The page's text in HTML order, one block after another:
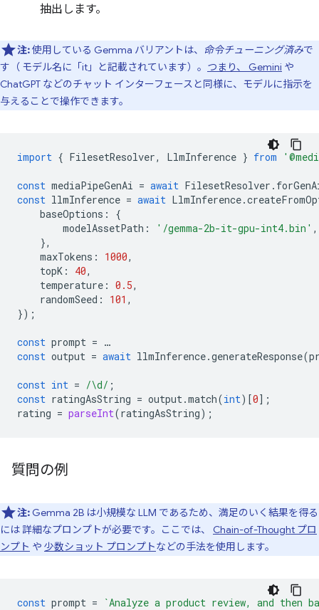
抽出します。
注:使用している Gemma バリアントは、 命令チューニング済みで
す（ モデル名に「it」と記載されています）。 つまり、 Gemini や
ChatGPT などのチャット インターフェースと同様に、モデルに指示を
与えることで操作できます。
import { FilesetResolver, LlmInference } from
const mediaPipeGenAi = await FilesetResolver .
const llmInference = await LlmInference.
baseOptions :
{
modelAssetPath : '/gemma-2b-it-gpu-int4.bin' ,
},
maxTokens : 1000,
topK : 40,
temperature : 0.5,
randomSeed : 101 ,
});
const prompt = …
const output = await llmInference.generateResponse(
const int = /\d/ ;
const ratingAsString = output .match(int)[0];
rating = parseInt(ratingAsString);
質問の例
注: Gemma 2B は小規模な LLM であるため、満足のいく結果を得る
には 詳細なプロンプトが必要です。ここでは、 Chain-of-Thought プロ
ンプト や 少数ショット プロンプトなどの手法を使用します。
const prompt =
`Analyze a product review, and then